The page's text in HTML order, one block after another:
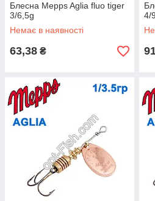
Блесна Mepps Aglia fluo tiger
3/6,5g
Немає в наявності
63,38 ₴
4/